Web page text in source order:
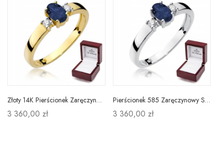
Złoty 14K Pierścionek Zaręczynowy Szafir Diamenty
3 360,00 zł
Pierścionek 585 Zaręczynowy Szafir Diamenty Grawer
3 360,00 zł